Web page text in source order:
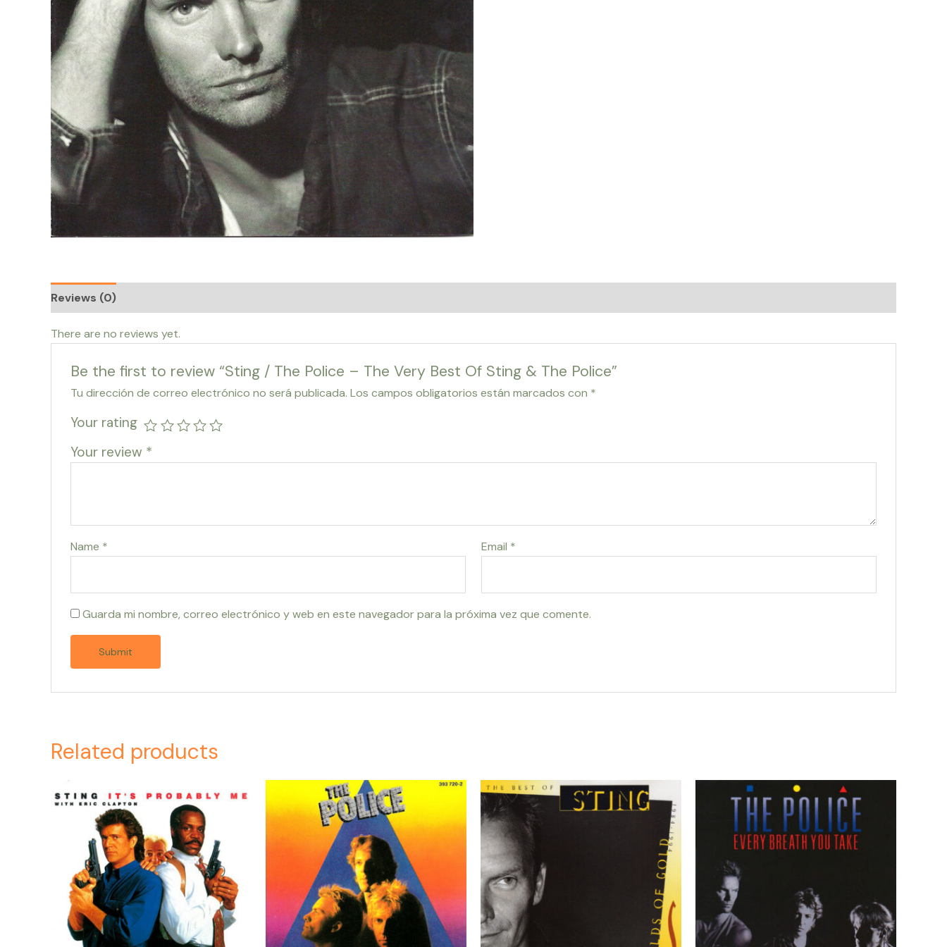
Reviews (0)
There are no reviews yet.
Be the first to review “Sting / The Police – The Very Best Of Sting & The Police”
Tu dirección de correo electrónico no será publicada. Los campos obligatorios están marcados con *
Your rating
Your review *
Name * Email *
Guarda mi nombre, correo electrónico y web en este navegador para la próxima vez que comente.
Related products